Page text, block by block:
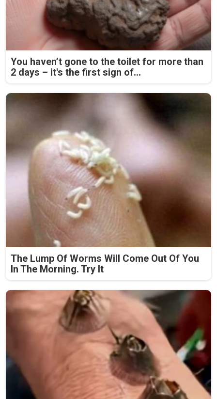
You haven’t gone to the toilet for more than
2 days – it's the first sign of...
The Lump Of Worms Will Come Out Of You
In The Morning. Try It